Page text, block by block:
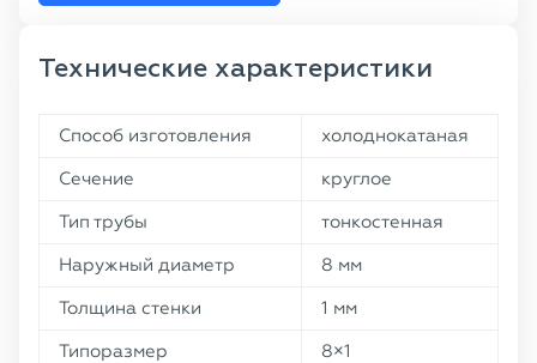
Технические характеристики
Способ изготовления
холоднокатаная
Сечение
круглое
Тип трубы
тонкостенная
Наружный диаметр
8 мм
Толщина стенки
1 мм
Типоразмер
8×1